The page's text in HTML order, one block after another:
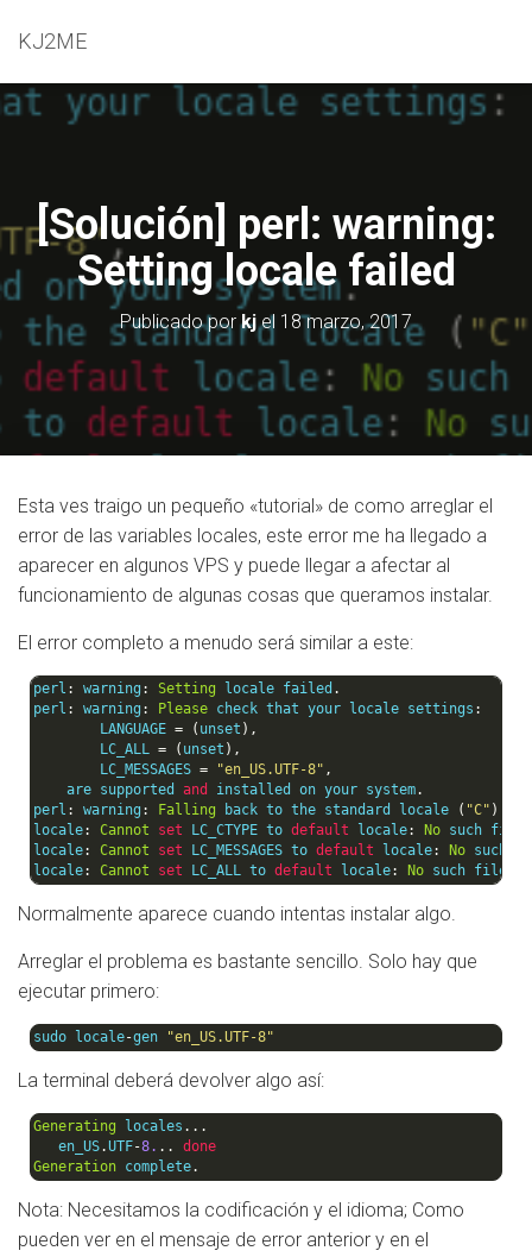
KJ2ME
[Solución] perl: warning:
Setting locale failed
Publicado porkjel 18 marzo, 2017
Esta ves traigo un pequeño «tutorial» de como arreglar el
error de las variables locales, este error me ha llegado a
aparecer en algunos VPS y puede llegar a afectar al
funcionamiento de algunas cosas que queramos instalar.
El error completo a menudo será similar a este:
perl : warning : Setting locale failed .
perl : warning : Please check that your locale settings :
LANGUAGE = ( unset ),
LC_ALL = ( unset ),
LC_MESSAGES = "en_US.UTF-8" ,
are supported and installed on your system.
perl : warning : Falling back to the standard locale ( "C" ).
locale: Cannot set LC_CTYPE to default locale: No such file
locale: Cannot set LC_MESSAGES to default locale: No such
locale: Cannot set LC_ALL to default locale: No such file
Normalmente aparece cuando intentas instalar algo.
Arreglar el problema es bastante sencillo. Solo hay que
ejecutar primero:
sudo locale-gen "en_US.UTF-8"
La terminal deberá devolver algo así:
Generating locales ...
en_US.UTF-8. ..
done
Generation complete.
Nota: Necesitamos la codificación y el idioma; Como
pueden ver en el mensaje de error anterior y en el